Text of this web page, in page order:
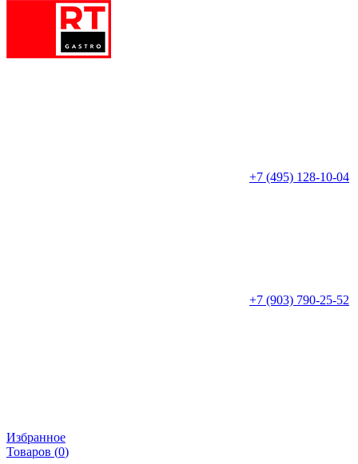
+7 (495) 128-10-04
+7 (903) 790-25-52
Избранное
Товаров (0)